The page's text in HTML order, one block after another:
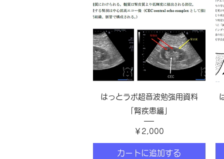
クイックビュー
はっとラボ超音波勉強用資料
「腎疾患編」
価格
￥2,000
カートに追加する